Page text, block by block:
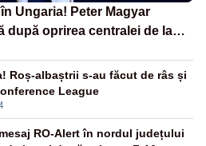
Ungaria! Peter Magyar
după oprirea centralei de la
Roș-albaștrii s-au făcut de râs și
League
RO-Alert în nordul județului